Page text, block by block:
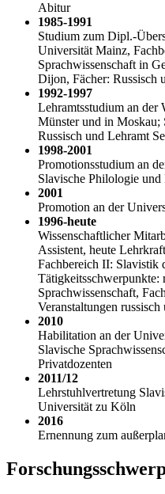
Abitur
1985-1991
Studium zum Dipl.-
Universität Mainz,
Sprachwissenschaft in
Dijon, Fächer: Russisch
1992-1997
Lehramtsstudium an der
Münster und in Moskau;
Russisch und Lehramt
1998-2001
Promotionsstudium an
Slavische Philologie
2001
Promotion an der
1996-heute
Wissenschaftlicher
Assistent, heute
Fachbereich II: Slavistik
Tätigkeitsschwerpunkte:
Sprachwissenschaft,
Veranstaltungen
2010
Habilitation an der
Slavische
Privatdozenten
2011/12
Lehrstuhlvertretung
Universität zu Köln
2016
Ernennung zum